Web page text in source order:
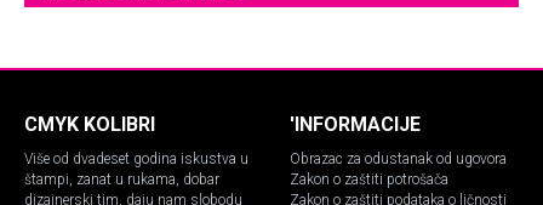
CMYK KOLIBRI
Više od dvadeset godina iskustva u
štampi, zanat u rukama, dobar
dizajnerski tim, daju nam slobodu
'INFORMACIJE
Obrazac za odustanak od ugovora
Zakon o zaštiti potrošača
Zakon o zaštiti podataka o ličnosti